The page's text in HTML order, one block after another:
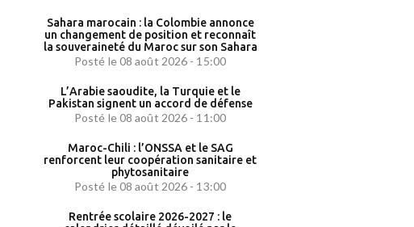
Sahara marocain : la Colombie annonce
un changement de position et reconnaît
la souveraineté du Maroc sur son Sahara
Posté le 08 août 2026 - 15:00
L’Arabie saoudite, la Turquie et le
Pakistan signent un accord de défense
Posté le 08 août 2026 - 11:00
Maroc-Chili : l’ONSSA et le SAG
renforcent leur coopération sanitaire et
phytosanitaire
Posté le 08 août 2026 - 13:00
Rentrée scolaire 2026-2027 : le